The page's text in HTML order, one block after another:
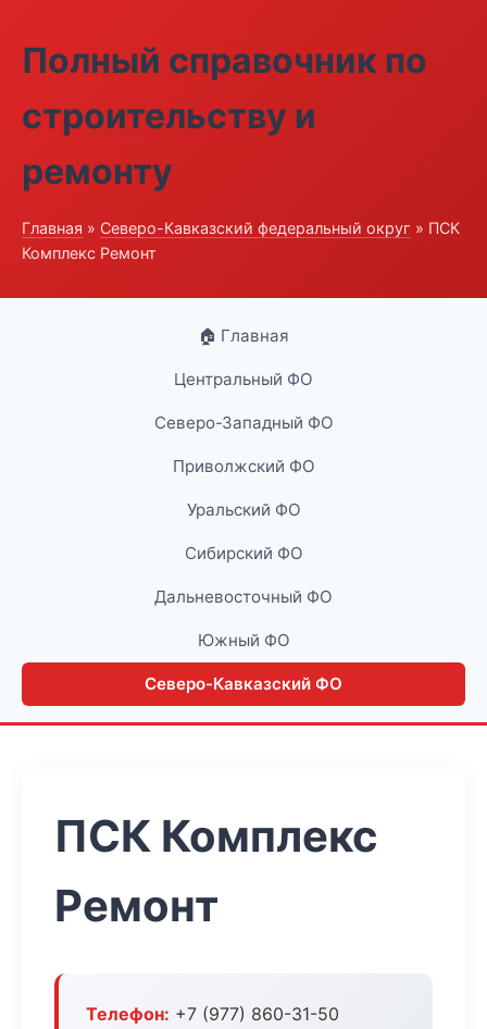
Полный справочник по
строительству и
ремонту
Главная » Северо-Кавказский федеральный округ » ПСК
Комплекс Ремонт
🏠 Главная
Центральный ФО
Северо-Западный ФО
Приволжский ФО
Уральский ФО
Сибирский ФО
Дальневосточный ФО
Южный ФО
Северо-Кавказский ФО
ПСК Комплекс
Ремонт
Телефон: +7 (977) 860-31-50